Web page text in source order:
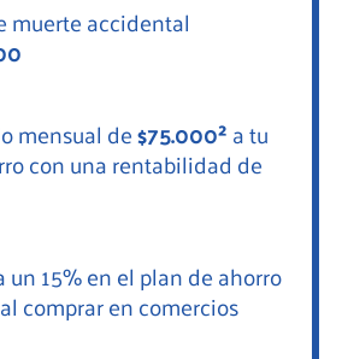
muerte accidental
mensual de$75.000²a tu
con una rentabilidad de
un 15% en el plan de ahorro
comprar en comercios